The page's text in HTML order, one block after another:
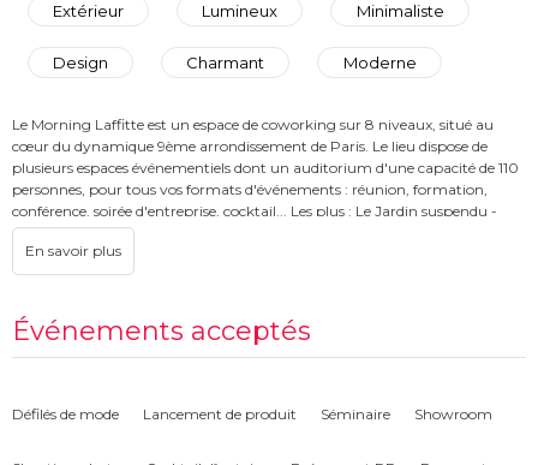
Extérieur Lumineux Minimaliste
Design Charmant Moderne
Le Morning Laffitte est un espace de coworking sur 8 niveaux, situé au
cœur du dynamique 9ème arrondissement de Paris. Le lieu dispose de
plusieurs espaces événementiels dont un auditorium d'une capacité de 110
personnes, pour tous vos formats d'événements : réunion, formation,
conférence, soirée d'entreprise, cocktail... Les plus : Le Jardin suspendu -
espace privatisable en rooftop, un studio d'enregistrement (TV, photo,
podcast), son atrium avec 21 mètres de hauteur sous verrière...
quotidiennement à réduire son empreinte écologique dans tous les
domaines (recyclage et revalorisation des déchets, démarche 0 papier et 0
plastique, réduction du gaspillage alimentaire, réemploi de matériaux et
d'engagement signée avec nos prestataires…).
Événements acceptés
Défilés de mode Lancement de produit Séminaire Showroom